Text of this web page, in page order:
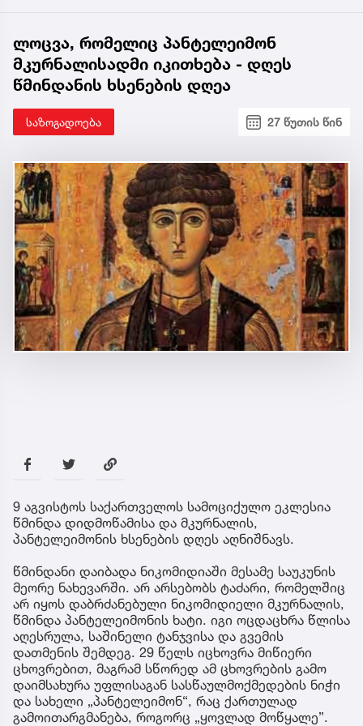
ლოცვა, რომელიც პანტელეიმონ
მკურნალისადმი იკითხება - დღეს
წმინდანის ხსენების დღეა
საზოგადოება 27 წუთის წინ
9 აგვისტოს საქართველოს სამოციქულო ეკლესია
წმინდა დიდმოწამისა და მკურნალის,
პანტელეიმონის ხსენების დღეს აღნიშნავს.
წმინდანი დაიბადა ნიკომიდიაში მესამე საუკუნის
მეორე ნახევარში. არ არსებობს ტაძარი, რომელშიც
არ იყოს დაბრძანებული ნიკომიდიელი მკურნალის,
წმინდა პანტელეიმონის ხატი. იგი ოცდაცხრა წლისა
აღესრულა, საშინელი ტანჯვისა და გვემის
დათმენის შემდეგ. 29 წელს იცხოვრა მიწიერი
ცხოვრებით, მაგრამ სწორედ ამ ცხოვრების გამო
დაიმსახურა უფლისაგან სასწაულმოქმედების ნიჭი
და სახელი „პანტელეიმონ“, რაც ქართულად
გამოითარგმანება, როგორც „ყოვლად მოწყალე”.